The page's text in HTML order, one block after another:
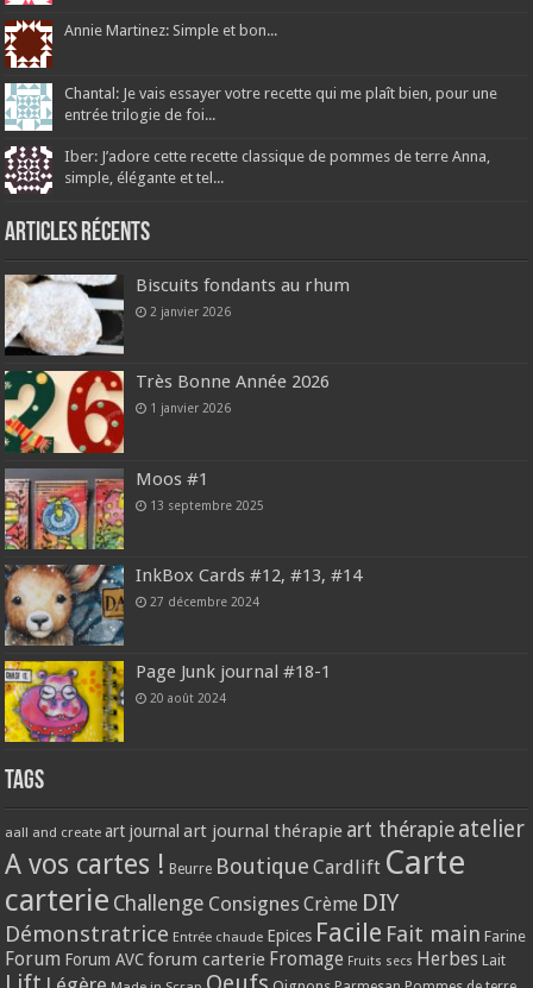
Annie Martinez: Simple et bon...
Chantal: Je vais essayer votre recette qui me plaît bien, pour une
entrée trilogie de foi...
Iber: J’adore cette recette classique de pommes de terre Anna,
simple, élégante et tel...
Articles récents
Biscuits fondants au rhum
2 janvier 2026
Très Bonne Année 2026
1 janvier 2026
Moos #1
13 septembre 2025
InkBox Cards #12, #13, #14
27 décembre 2024
Page Junk journal #18-1
20 août 2024
Tags
aall and create art journal art journal thérapie art thérapie atelier
A vos cartes ! Beurre Boutique Cardlift Carte
carterie Challenge Consignes Crème DIY
Démonstratrice Entrée chaude Epices Facile Fait main Farine
Forum Forum AVC forum carterie Fromage Fruits secs Herbes Lait